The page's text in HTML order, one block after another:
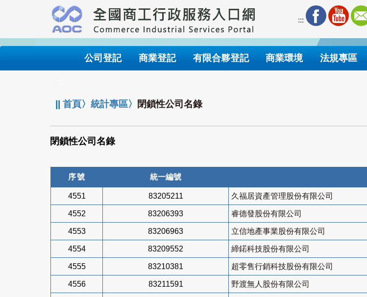
要
內
:::
公司登記 商業登記 有限合夥登記 商業環境 法規專區
||首頁〉統計專區〉 閉鎖性公司名錄
閉鎖性公司名錄
序號 統一編號
4551 83205211 久福居資產管理股份有限公司
4552 83206393 睿德發股份有限公司
4553 83206963 立信地產事業股份有限公司
4554 83209552 締鍩科技股份有限公司
4555 83210381 超零售行銷科技股份有限公司
4556 83211591 野渡無人股份有限公司